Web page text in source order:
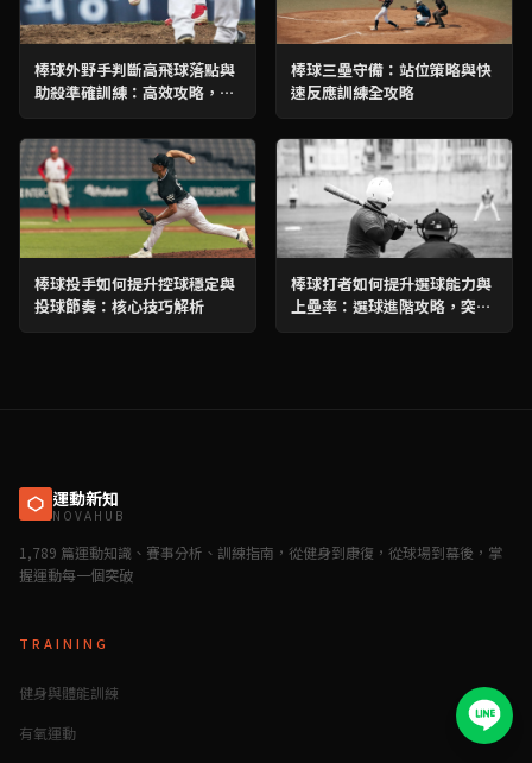
棒球外野手判斷高飛球落點與
助殺準確訓練：高效攻略，提
升守備核心競爭力！
棒球三壘守備：站位策略與快
速反應訓練全攻略
棒球投手如何提升控球穩定與
投球節奏：核心技巧解析
棒球打者如何提升選球能力與
上壘率：選球進階攻略，突破
打擊瓶頸！
運動新知
NOVAHUB
1,789 篇運動知識、賽事分析、訓練指南，從健身到康復，從球場到幕後，掌
握運動每一個突破
TRAINING
健身與體能訓練
有氧運動